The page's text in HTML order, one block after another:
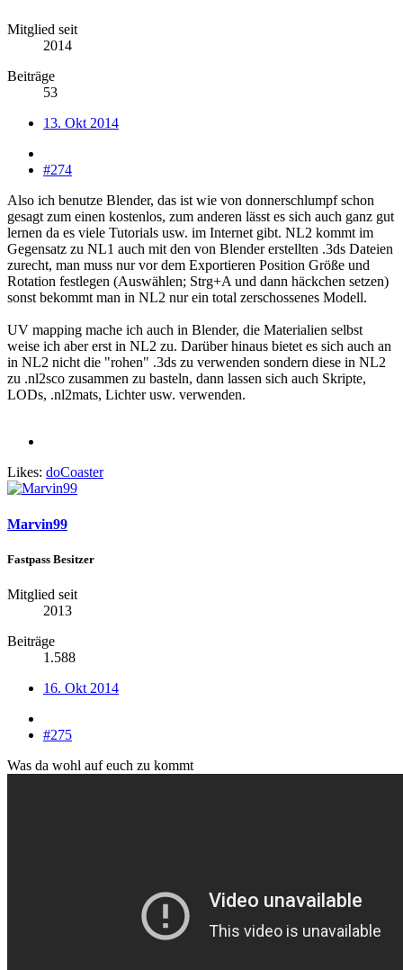
Mitglied seit
2014
Beiträge
53
13. Okt 2014
#274
Also ich benutze Blender, das ist wie von donnerschlumpf schon
gesagt zum einen kostenlos, zum anderen lässt es sich auch ganz gut
lernen da es viele Tutorials usw. im Internet gibt. NL2 kommt im
Gegensatz zu NL1 auch mit den von Blender erstellten .3ds Dateien
zurecht, man muss nur vor dem Exportieren Position Größe und
Rotation festlegen (Auswählen; Strg+A und dann häckchen setzen)
sonst bekommt man in NL2 nur ein total zerschossenes Modell.
UV mapping mache ich auch in Blender, die Materialien selbst
weise ich aber erst in NL2 zu. Darüber hinaus bietet es sich auch an
in NL2 nicht die "rohen" .3ds zu verwenden sondern diese in NL2
zu .nl2sco zusammen zu basteln, dann lassen sich auch Skripte,
LODs, .nl2mats, Lichter usw. verwenden.
Likes: doCoaster
Marvin99
Fastpass Besitzer
Mitglied seit
2013
Beiträge
1.588
16. Okt 2014
#275
Was da wohl auf euch zu kommt